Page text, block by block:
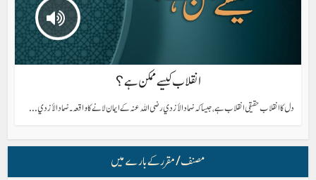
انقلاب کیسے ممکن ہے؟
دل کا انقلاب حقیقی انقلاب ہے، جیسا کہ ضماد الأزدي رضی اللہ عنہ کے ایمان لانے کا واقعہ۔ ضماد الأزدي...
مصنف/ مقرر کے بارے میں